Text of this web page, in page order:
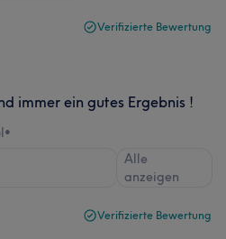
Verifizierte Bewertung
immer ein gutes Ergebnis !
•
Alle
anzeigen
Verifizierte Bewertung